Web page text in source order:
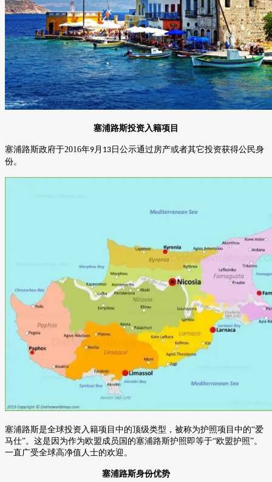
塞浦路斯投资入籍项目
塞浦路斯政府于2016年9 月 13 日公示通过房产或者其它投资获得公民身
份。
塞浦路斯是全球投资入籍项目中的顶级类型，被称为护照项目中的“爱
马仕”。这是因为作为欧盟成员国的塞浦路斯护照即等于“欧盟护照”。
一直广受全球高净值人士的欢迎。
塞浦路斯身份优势